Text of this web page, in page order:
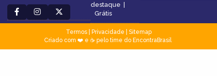
destaque |
Grátis
Termos| Privacidade
Sitemap
Criado com ❤️ e ☕ pelo time do EncontraBrasil